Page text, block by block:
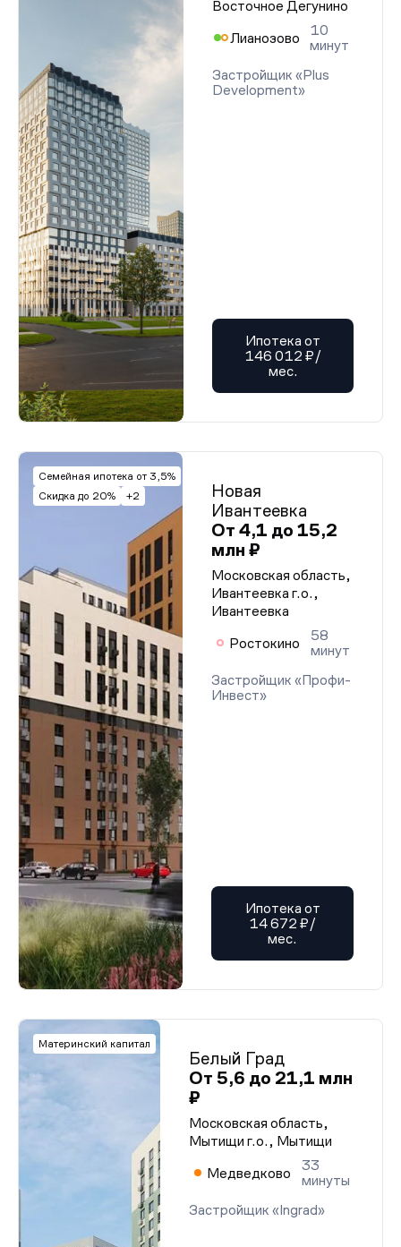
Восточное Дегунино
Лианозово
10
минут
Застройщик «Plus
Development»
Ипотека от
146 012 ₽/
мес.
Семейная ипотека от 3,5%
Скидка до 20%
+2
Новая
Ивантеевка
От 4,1 до 15,2
млн ₽
Московская область,
Ивантеевка г.о.,
Ивантеевка
Ростокино
58
минут
Застройщик «Профи-
Инвест»
Ипотека от
14 672 ₽/
мес.
Материнский капитал
Белый Град
От 5,6 до 21,1 млн
₽
Московская область,
Мытищи г.о., Мытищи
Медведково
33
минуты
Застройщик «Ingrad»